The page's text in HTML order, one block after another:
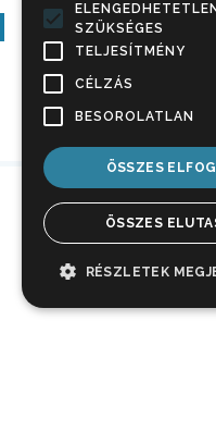
Szavazás
SZÜKSÉGES
TELJESÍTMÉNY
CÉLZÁS
BESOROLATLAN
ÖSSZES
ÖSSZES
RÉSZLETEK